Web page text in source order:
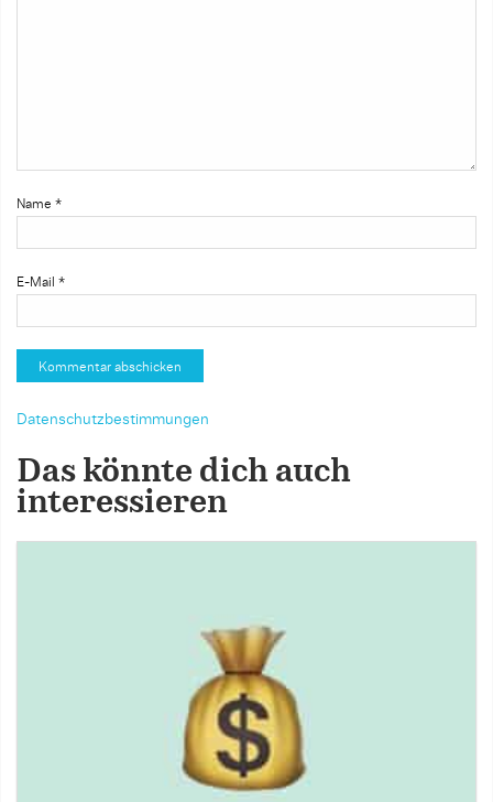
Name *
E-Mail *
Datenschutzbestimmungen
Das könnte dich auch
interessieren